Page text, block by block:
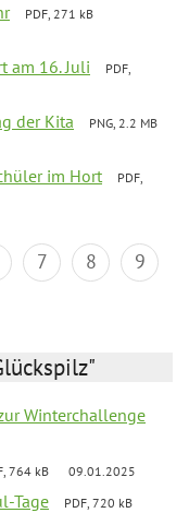
PDF, 271 kB
am 16. Juli
PDF,
der Kita
PNG, 2.2 MB
im Hort
PDF,
7 8
9
Winterchallenge
764 kB 09.01.2025
Tage
PDF, 720 kB